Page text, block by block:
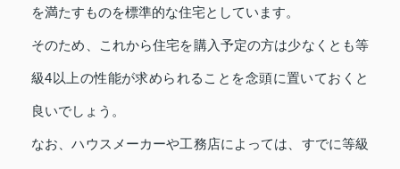
を満たすものを標準的な住宅としています。
そのため、これから住宅を購入予定の方は少なくとも等
級4以上の性能が求められることを念頭に置いておくと
良いでしょう。
なお、ハウスメーカーや工務店によっては、すでに等級